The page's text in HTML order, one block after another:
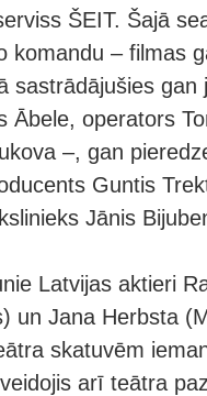
ŠEIT. Šajā
komandu – filmas
sastrādājušies gan
Ābele, operators
–, gan
Guntis
Jānis
Latvijas aktieri
un Jana Herbsta
skatuvēm
arī teātra